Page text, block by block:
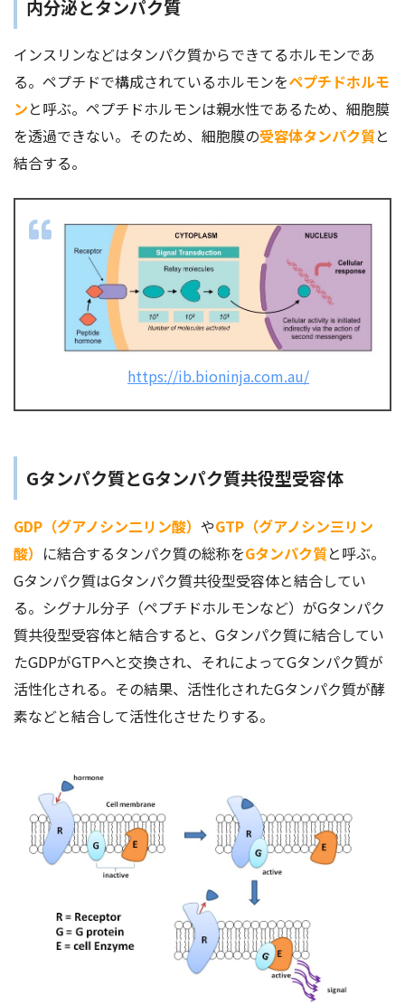
内分泌とタンパク質
インスリンなどはタンパク質からできてるホルモンであ
る。ペプチドで構成されているホルモンをペプチドホルモ
ンと呼ぶ。ペプチドホルモンは親水性であるため、細胞膜
を透過できない。そのため、細胞膜の受容体タンパク質と
結合する。
https://ib.bioninja.com.au/
Gタンパク質とGタンパク質共役型受容体
GDP（グアノシン二リン酸） やGTP（グアノシン三リン
酸） に結合するタンパク質の総称をGタンパク質と呼ぶ。
Gタンパク質はGタンパク質共役型受容体と結合してい
る。シグナル分子（ペプチドホルモンなど）がGタンパク
質共役型受容体と結合すると、Gタンパク質に結合してい
たGDPがGTPへと交換され、それによってGタンパク質が
活性化される。その結果、活性化されたGタンパク質が酵
素などと結合して活性化させたりする。